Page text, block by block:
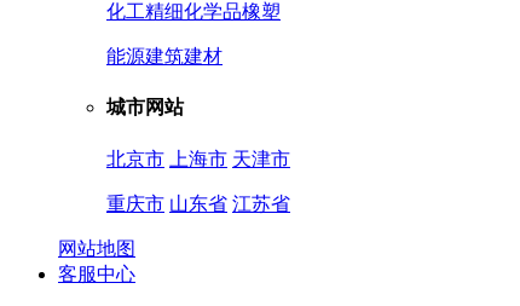
化工精细化学品橡塑
能源建筑建材
城市网站
北京市 上海市 天津市
重庆市 山东省 江苏省
网站地图
客服中心